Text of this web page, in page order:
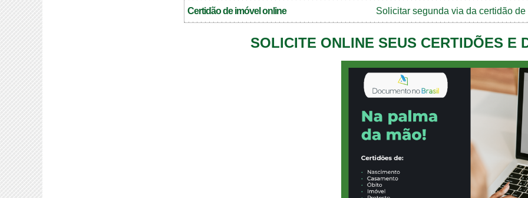
Certidão de imóvel online Solicitar segunda via da certidão
SOLICITE ONLINE SEUS CERTIDÕES E